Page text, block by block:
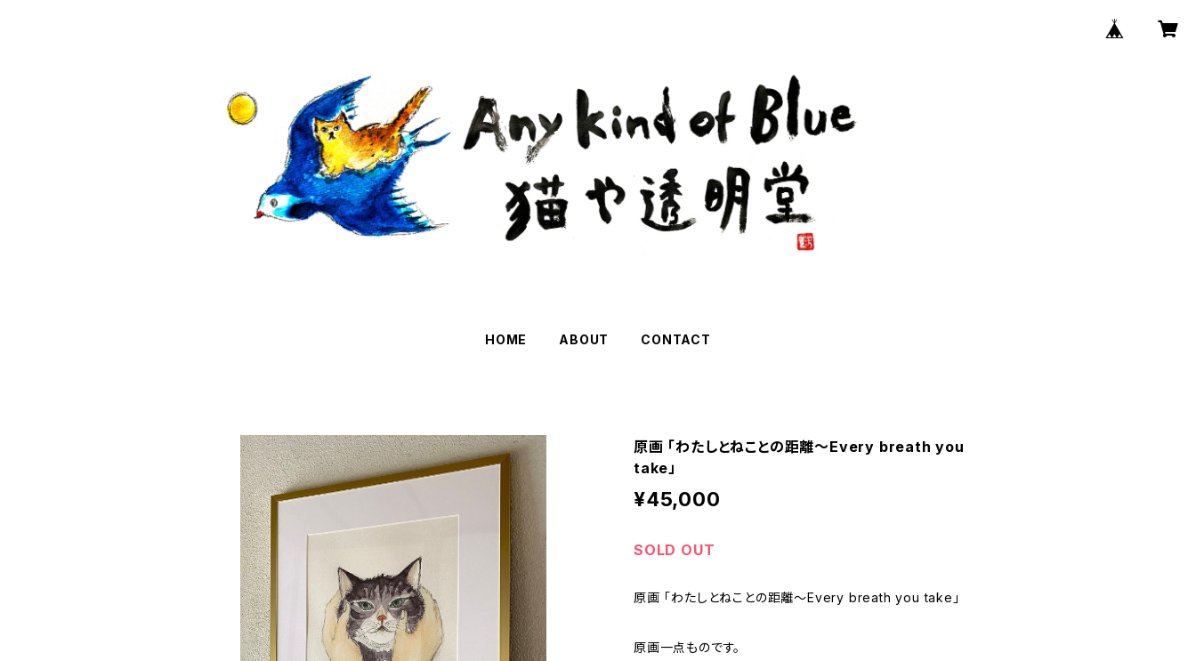
HOME ABOUT CONTACT
原画 「わたしとねことの距離〜Every breath you
take」
¥45,000
SOLD OUT
原画 「わたしとねことの距離〜Every breath you take」
原画一点ものです。